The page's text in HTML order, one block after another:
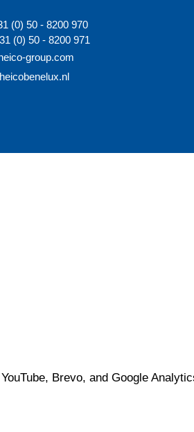
(0) 50 - 8200 970
(0) 50 - 8200 971
group.com
Brevo, and Google